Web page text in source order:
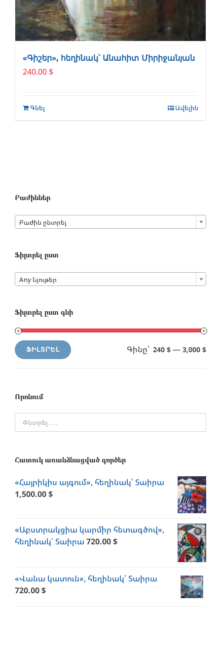
«Գիշեր», հեղինակ՝ Անահիտ Միրիջանյան
240.00 $
Գնել Ավելին
Բաժիններ
Բաժին ընտրել
Ֆիլտրել ըստ
Any Նյութեր
Ֆիլտրել ըստ գնի
Min
MaxՖԻԼՏՐԵԼ Գինը՝ 240 $ — 3,000 $
Որոնում
Հատուկ առանձնացված գործեր
«Հայրիկիս այգում», հեղինակ՝ Տաիրա
1,500.00$
«Աբստրակցիա կարմիր հետագծով»,
հեղինակ՝ Տաիրա 720.00$
«Վանա կատուն», հեղինակ՝ Տաիրա
720.00$